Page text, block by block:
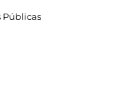
Públicas